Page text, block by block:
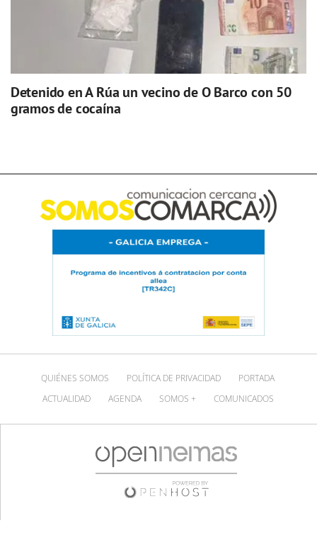
Detenido en A Rúa un vecino de O Barco con 50
gramos de cocaína
QUIÉNES SOMOS POLÍTICA DE PRIVACIDAD
PORTADA
ACTUALIDAD
AGENDA SOMOS + COMUNICADOS